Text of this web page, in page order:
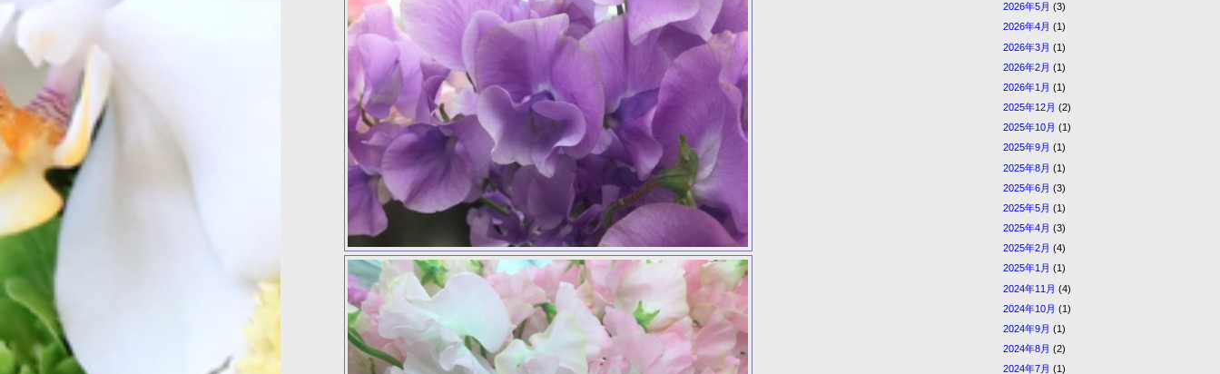
2026年5月 (3)
2026年4月 (1)
2026年3月 (1)
2026年2月 (1)
2026年1月 (1)
2025年12月 (2)
2025年10月 (1)
2025年9月 (1)
2025年8月 (1)
2025年6月 (3)
2025年5月 (1)
2025年4月 (3)
2025年2月 (4)
2025年1月 (1)
2024年11月 (4)
2024年10月 (1)
2024年9月 (1)
2024年8月 (2)
2024年7月 (1)